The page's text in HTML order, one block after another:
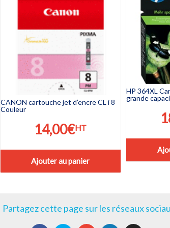
CANON cartouche jet d’encre CL i 8
Couleur
14,00€HT
Ajouter au panier
HP 364XL
grande
Partagez cette page sur les réseaux